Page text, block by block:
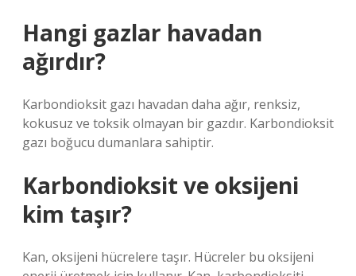
Hangi gazlar havadan
ağırdır?
Karbondioksit gazı havadan daha ağır, renksiz,
kokusuz ve toksik olmayan bir gazdır. Karbondioksit
gazı boğucu dumanlara sahiptir.
Karbondioksit ve oksijeni
kim taşır?
Kan, oksijeni hücrelere taşır. Hücreler bu oksijeni